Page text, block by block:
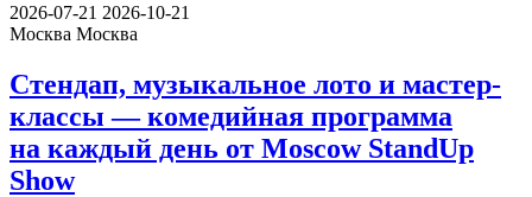
2026-07-21 2026-10-21
Москва Москва
Стендап, музыкальное лото и мастер-
классы — комедийная программа
на каждый день от Moscow StandUp
Show